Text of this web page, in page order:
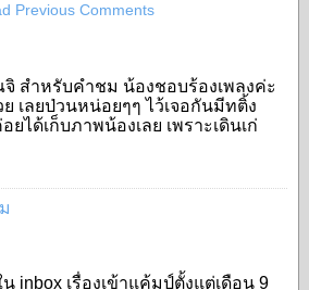
Previous Comments
สำหรับคำชม น้องชอบร้องเพลงค่ะ
เลยป่วนหน่อยๆๆ ไว้เจอกันมีทติ้ง
ได้เก็บภาพน้องเลย เพราะเดินเก่
น inbox เรื่องเข้าแค้มป์ตั้งแต่เดือน 9